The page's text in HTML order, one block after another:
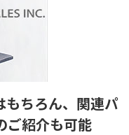
もちろん、関連パ
ご紹介も可能